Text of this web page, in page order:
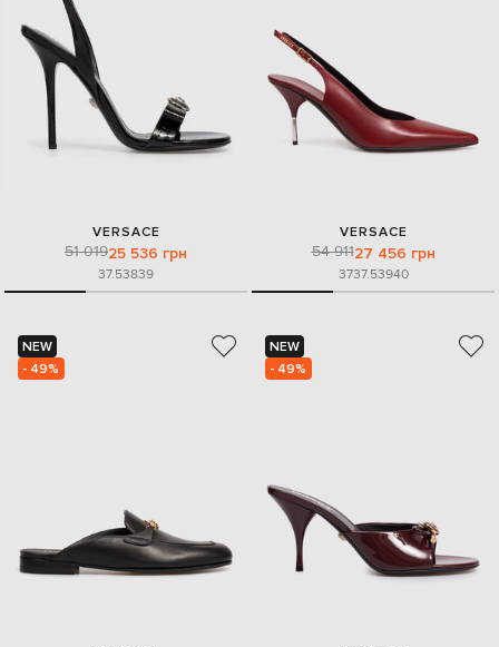
VERSACE
51 01925 536 грн
37.53839
VERSACE
54 91127 456 грн
3737.53940
NEW
- 49%
NEW
- 49%